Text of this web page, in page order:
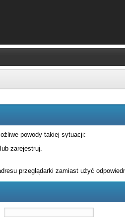
powody takiej sytuacji:
zarejestruj.
przeglądarki zamiast użyć